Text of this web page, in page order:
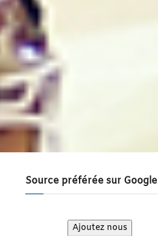
Source préférée sur Google
Ajoutez nous